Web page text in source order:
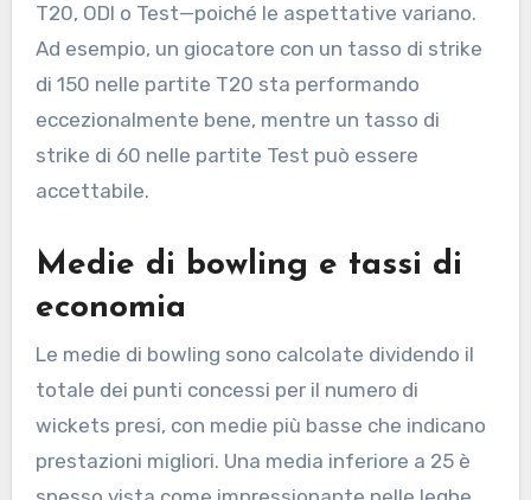
T20, ODI o Test—poiché le aspettative variano.
Ad esempio, un giocatore con un tasso di strike
di 150 nelle partite T20 sta performando
eccezionalmente bene, mentre un tasso di
strike di 60 nelle partite Test può essere
accettabile.
Medie di bowling e tassi di
economia
Le medie di bowling sono calcolate dividendo il
totale dei punti concessi per il numero di
wickets presi, con medie più basse che indicano
prestazioni migliori. Una media inferiore a 25 è